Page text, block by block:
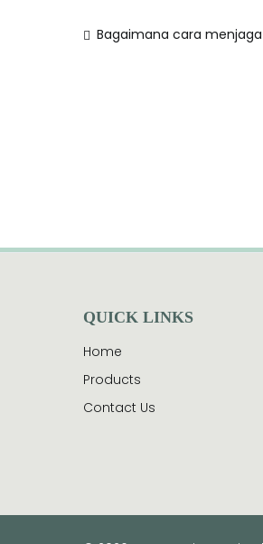
Post
Bagaimana cara
QUICK LINKS
Home
Products
Contact Us